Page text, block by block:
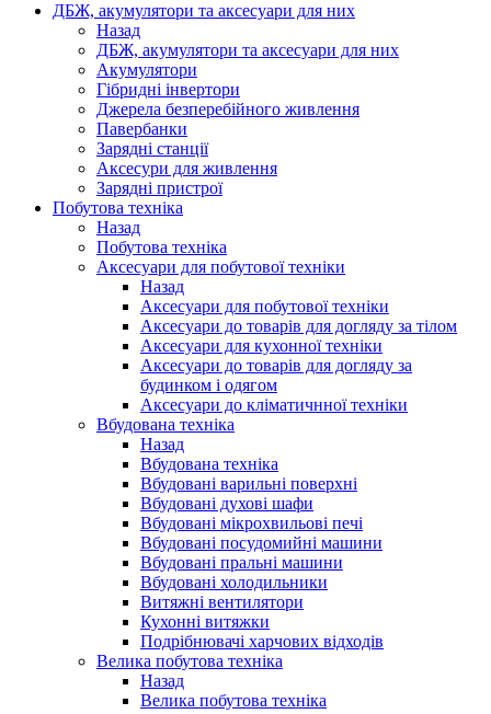
ДБЖ, акумулятори та аксесуари для них
Назад
ДБЖ, акумулятори та аксесуари для них
Акумулятори
Гібридні інвертори
Джерела безперебійного живлення
Павербанки
Зарядні станції
Аксесури для живлення
Зарядні пристрої
Побутова техніка
Назад
Побутова техніка
Аксесуари для побутової техніки
Назад
Аксесуари для побутової техніки
Аксесуари до товарів для догляду за тілом
Аксесуари для кухонної техніки
Аксесуари до товарів для догляду за
будинком і одягом
Аксесуари до кліматичнної техніки
Вбудована техніка
Назад
Вбудована техніка
Вбудовані варильні поверхні
Вбудовані духові шафи
Вбудовані мікрохвильові печі
Вбудовані посудомийні машини
Вбудовані пральні машини
Вбудовані холодильники
Витяжні вентилятори
Кухонні витяжки
Подрібнювачі харчових відходів
Велика побутова техніка
Назад
Велика побутова техніка